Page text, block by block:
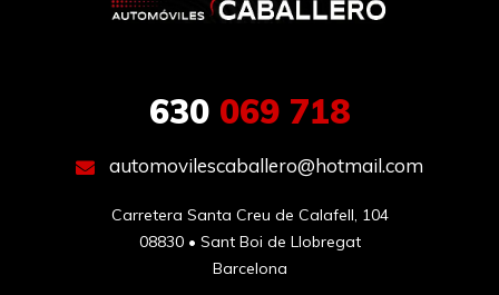
630069 718
automovilescaballero@hotmail.com
Carretera Santa Creu de Calafell, 104
08830 • Sant Boi de Llobregat
Barcelona